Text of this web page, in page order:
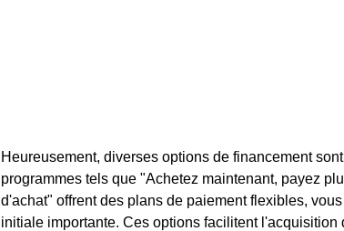
Heureusement, diverses options de financement
programmes tels que "Achetez maintenant, payez
d'achat" offrent des plans de paiement flexibles,
initiale importante. Ces options facilitent